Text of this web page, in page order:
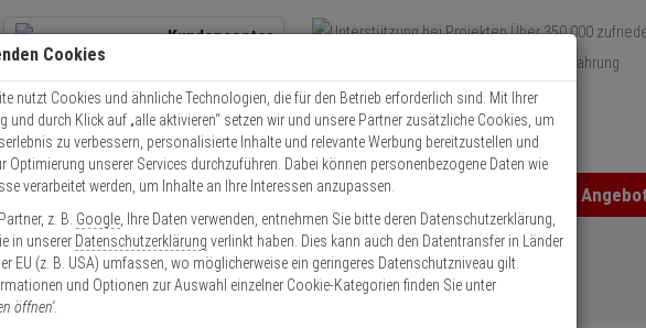
Kundencenter
Kontaktservice nutzen
Mo. - Do.: 8:00 - 16:30 Fr. 8:00 - 14:00 Uhr
Über 350.000
Über 15 Jahre Erfahrung
Schneller Versand
Zutritt Einbruch
f Schließkasten 1948 ABM=3 BN 5Stk
Cookies
nutzt Cookies und ähnliche Technologien, die für den Betrieb erforderlich sind. Mit Ihrer
und durch Klick auf „alle aktivieren“ setzen wir und unsere Partner zusätzliche Cookies, um
zu verbessern, personalisierte Inhalte und relevante Werbung bereitzustellen und
Optimierung unserer Services durchzuführen. Dabei können personenbezogene Daten wie
verarbeitet werden, um Inhalte an Ihre Interessen anzupassen.
z. B. Google , Ihre Daten verwenden, entnehmen Sie bitte deren Datenschutzerklärung,
in unserer Datenschutzerklärung verlinkt haben. Dies kann auch den Datentransfer in Länder
EU (z. B. USA) umfassen, wo möglicherweise ein geringeres Datenschutzniveau gilt.
und Optionen zur Auswahl einzelner Cookie-Kategorien finden Sie unter
öffnen'.